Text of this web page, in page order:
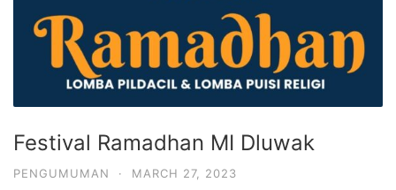
Festival Ramadhan MI Dluwak
PENGUMUMAN · MARCH 27, 2023